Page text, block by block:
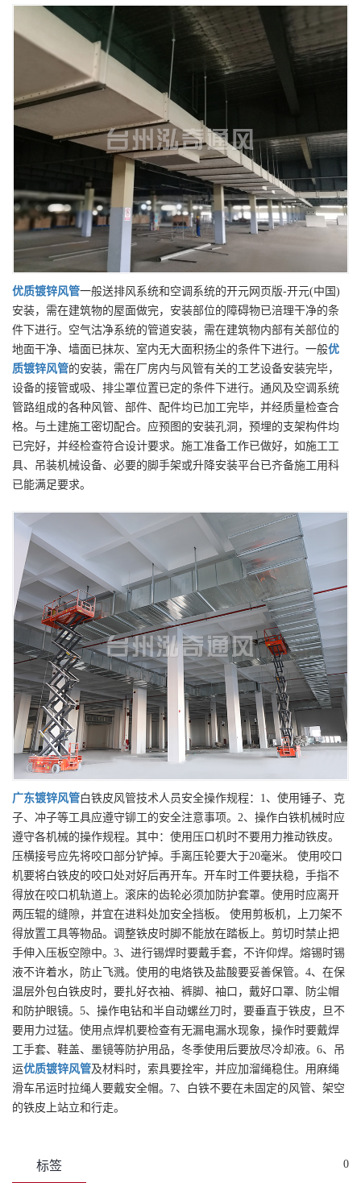
优质镀锌风管一般送排风系统和空调系统的开元网页版-开元(中国)
安装，需在建筑物的屋面做完，安装部位的障碍物已涪理干净的条
件下进行。空气沽净系统的管道安装，需在建筑物内部有关部位的
地面干净、墙面已抹灰、室内无大面积扬尘的条件下进行。一般优
质镀锌风管的安装，需在厂房内与风管有关的工艺设备安装完毕，
设备的接管或吸、排尘罩位置已定的条件下进行。通风及空调系统
管路组成的各种风管、部件、配件均已加工完毕，并经质量检查合
格。与土建施工密切配合。应预图的安装孔洞，预埋的支架构件均
已完好，并经检查符合设计要求。施工准备工作已做好，如施工工
具、吊装机械设备、必要的脚手架或升降安装平台已齐备施工用科
已能满足要求。
广东镀锌风管白铁皮风管技术人员安全操作规程：1、使用锤子、克
子、冲子等工具应遵守铆工的安全注意事项。2、操作白铁机械时应
遵守各机械的操作规程。其中：使用压口机时不要用力推动铁皮。
压横接号应先将咬口部分铲掉。手离压轮要大于20毫米。 使用咬口
机要将白铁皮的咬口处对好后再开车。开车时工件要扶稳，手指不
得放在咬口机轨道上。滚床的齿轮必须加防护套罩。使用时应离开
两压辊的缝隙，并宜在进料处加安全挡板。 使用剪板机，上刀架不
得放置工具等物品。调整铁皮时脚不能放在踏板上。剪切时禁止把
手伸入压板空隙中。3、进行锡焊时要戴手套，不许仰焊。熔锡时锡
液不许着水，防止飞溅。使用的电烙铁及盐酸要妥善保管。4、在保
温层外包白铁皮时，要扎好衣袖、裤脚、袖口，戴好口罩、防尘帽
和防护眼镜。5、操作电钻和半自动螺丝刀时，要垂直于铁皮，旦不
要用力过猛。使用点焊机要检查有无漏电漏水现象，操作时要戴焊
工手套、鞋盖、墨镜等防护用品，冬季使用后要放尽冷却液。6、吊
运优质镀锌风管及材料时，索具要拴牢，并应加溜绳稳住。用麻绳
滑车吊运时拉绳人要戴安全帽。7、白铁不要在未固定的风管、架空
的铁皮上站立和行走。
标签 0